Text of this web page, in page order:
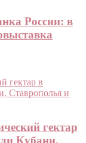
России: в
гектар
Кубани,